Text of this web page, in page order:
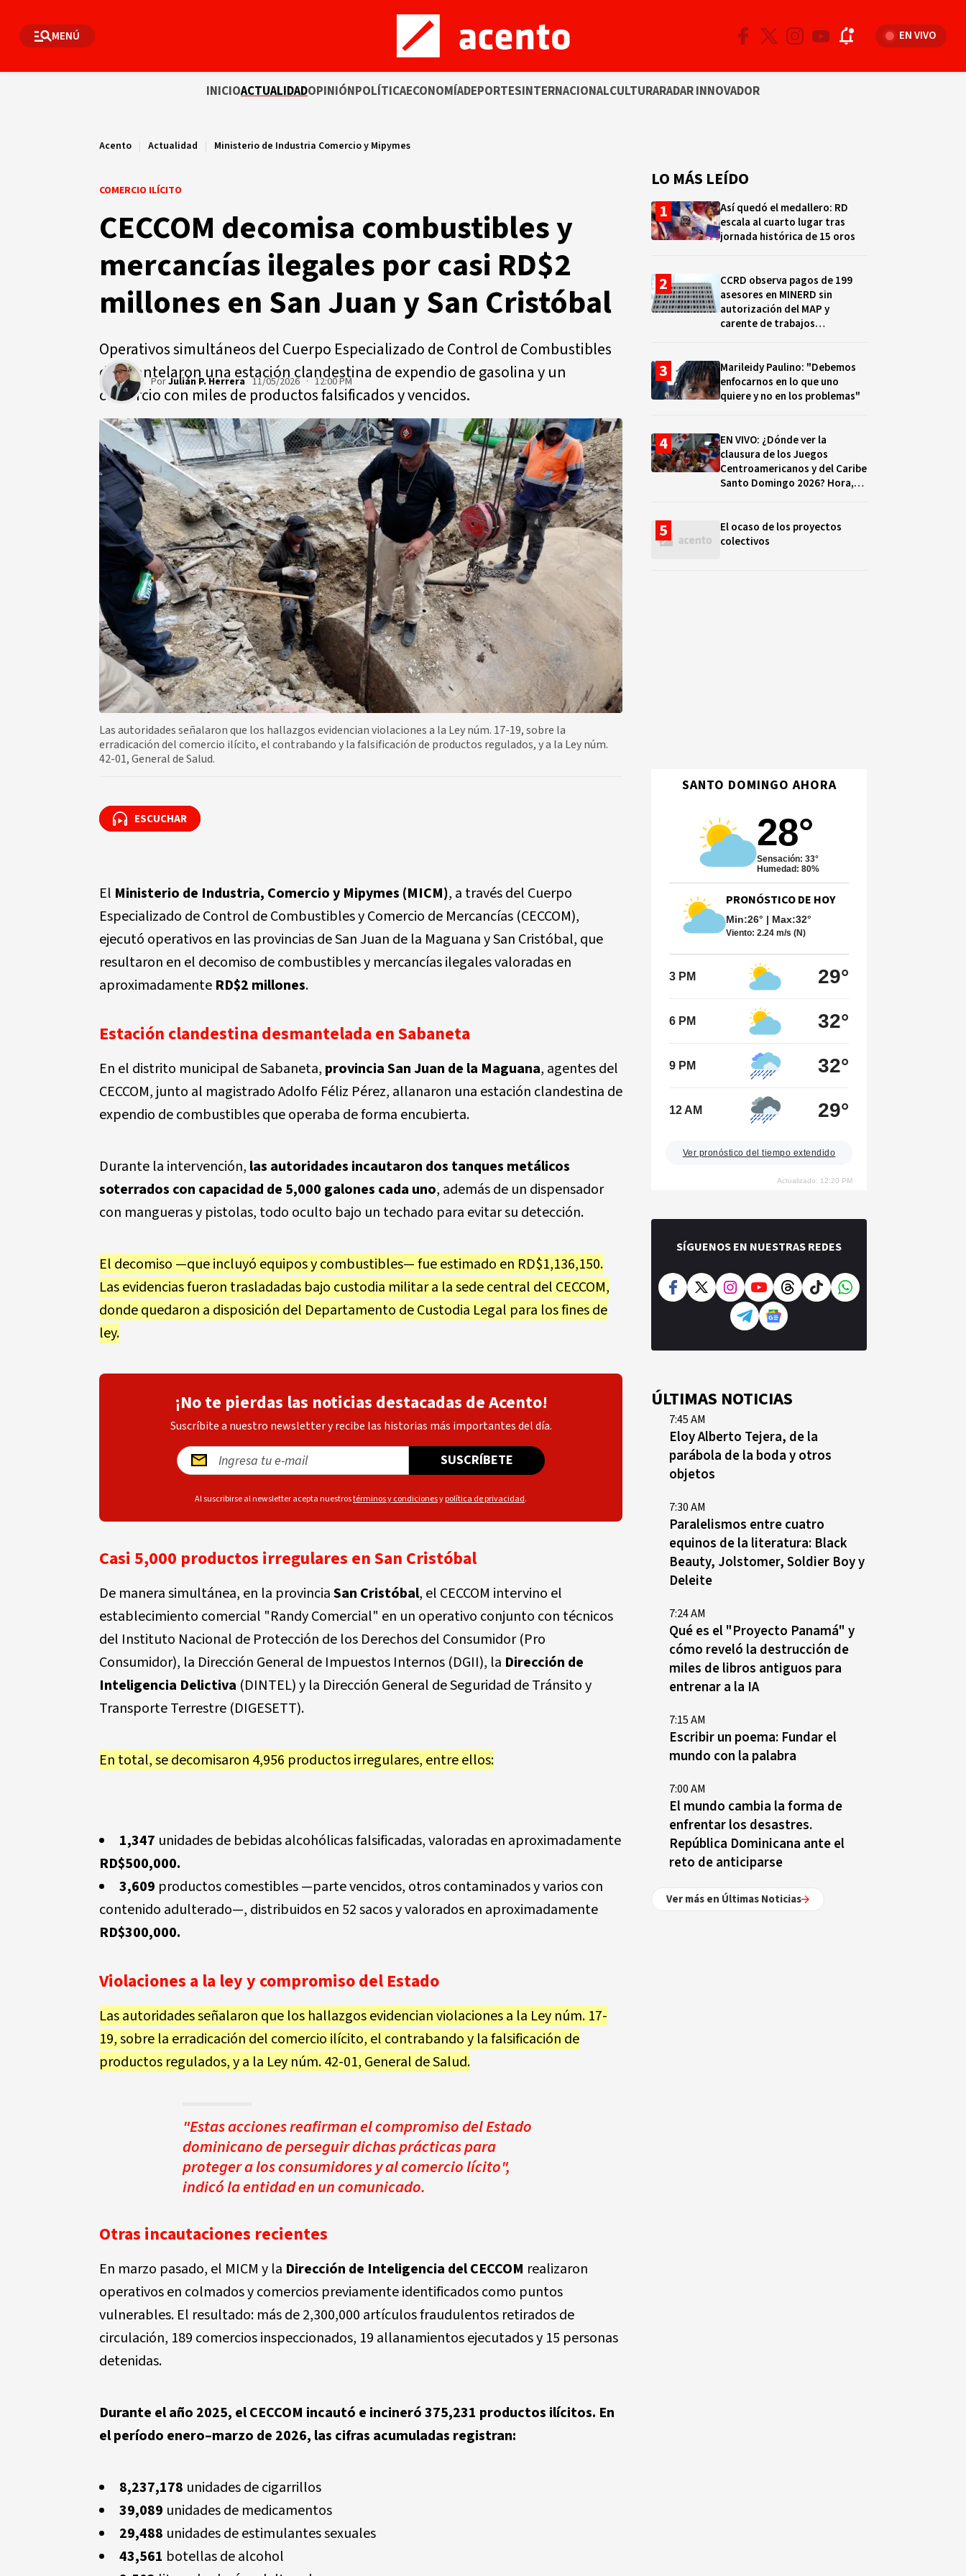
MENÚ EN VIVO
INICIOACTUALIDADOPINIÓNPOLÍTICAECONOMÍADEPORTESINTERNACIONALCULTURARADAR INNOVADOR
Acento | Actualidad | Ministerio de Industria Comercio y Mipymes
COMERCIO ILÍCITO
CECCOM decomisa combustibles y
mercancías ilegales por casi RD$2
millones en San Juan y San Cristóbal
Operativos simultáneos del Cuerpo Especializado de Control de Combustibles
desmantelaron una estación clandestina de expendio de gasolina y un
comercio con miles de productos falsificados y vencidos.
PorJulián P. Herrera 11/05/2026 · 12:00 PM
Las autoridades señalaron que los hallazgos evidencian violaciones a la Ley núm. 17-19, sobre la
erradicación del comercio ilícito, el contrabando y la falsificación de productos regulados, y a la Ley núm.
42-01, General de Salud.
ESCUCHAR
ESCUCHAR
El Ministerio de Industria, Comercio y Mipymes (MICM), a través del Cuerpo
Especializado de Control de Combustibles y Comercio de Mercancías (CECCOM),
ejecutó operativos en las provincias de San Juan de la Maguana y San Cristóbal, que
resultaron en el decomiso de combustibles y mercancías ilegales valoradas en
aproximadamente RD$2 millones.
Estación clandestina desmantelada en Sabaneta
En el distrito municipal de Sabaneta, provincia San Juan de la Maguana, agentes del
CECCOM, junto al magistrado Adolfo Féliz Pérez, allanaron una estación clandestina de
expendio de combustibles que operaba de forma encubierta.
Durante la intervención, las autoridades incautaron dos tanques metálicos
soterrados con capacidad de 5,000 galones cada uno, además de un dispensador
con mangueras y pistolas, todo oculto bajo un techado para evitar su detección.
El decomiso —que incluyó equipos y combustibles— fue estimado en RD$1,136,150.
Las evidencias fueron trasladadas bajo custodia militar a la sede central del CECCOM,
donde quedaron a disposición del Departamento de Custodia Legal para los fines de
ley.
¡No te pierdas las noticias destacadas de Acento!
Suscríbite a nuestro newsletter y recibe las historias más importantes del día.
SUSCRÍBETE
Al suscribirse al newsletter acepta nuestrostérminos y condicionesypolítica de privacidad.
Casi 5,000 productos irregulares en San Cristóbal
De manera simultánea, en la provinciaSan Cristóbal, el CECCOM intervino el
establecimiento comercial "Randy Comercial" en un operativo conjunto con técnicos
del Instituto Nacional de Protección de los Derechos del Consumidor (Pro
Consumidor), la Dirección General de Impuestos Internos (DGII), la Dirección de
Inteligencia Delictiva (DINTEL) y la Dirección General de Seguridad de Tránsito y
Transporte Terrestre (DIGESETT).
En total, se decomisaron 4,956 productos irregulares, entre ellos:
1,347 unidades de bebidas alcohólicas falsificadas, valoradas en aproximadamente
RD$500,000.
3,609 productos comestibles—parte vencidos, otros contaminados y varios con
contenido adulterado—, distribuidos en 52 sacos y valorados en aproximadamente
RD$300,000.
Violaciones a la ley y compromiso del Estado
Las autoridades señalaron que los hallazgos evidencian violaciones a la Ley núm. 17-
19, sobre la erradicación del comercio ilícito, el contrabando y la falsificación de
productos regulados, y a la Ley núm. 42-01, General de Salud.
"Estas acciones reafirman el compromiso del Estado
dominicano de perseguir dichas prácticas para
proteger a los consumidores y al comercio lícito",
indicó la entidad en un comunicado.
Otras incautaciones recientes
En marzo pasado, el MICM y la Dirección de Inteligencia del CECCOM realizaron
operativos en colmados y comercios previamente identificados como puntos
vulnerables. El resultado: más de 2,300,000 artículos fraudulentos retirados de
circulación, 189 comercios inspeccionados, 19 allanamientos ejecutados y 15 personas
detenidas.
Durante el año 2025, el CECCOM incautó e incineró375,231 productos ilícitos. En
el período enero–marzo de 2026, las cifras acumuladas registran:
8,237,178 unidadesde cigarrillos
39,089 unidadesde medicamentos
29,488 unidadesde estimulantes sexuales
43,561 botellasde alcohol
LO MÁS LEÍDO
Así quedó el medallero: RD
escala al cuarto lugar tras
jornada histórica de 15 oros
CCRD observa pagos de 199
asesores en MINERD sin
autorización del MAP y
carente de trabajos
Marileidy Paulino: "Debemos
enfocarnos en lo que uno
quiere y no en los problemas"
EN VIVO: ¿Dónde ver la
clausura de los Juegos
Centroamericanos y del Caribe
Santo Domingo 2026? Hora,
El ocaso de los proyectos
colectivos
SANTO DOMINGO AHORA
28°
Sensación: 33°
Humedad: 80%
PRONÓSTICO DE HOY
Min:26° | Max:32°
Viento: 2.24 m/s (N)
3 PM 29°
6 PM 32°
9 PM 32°
12 AM 29°
Ver pronóstico del tiempo extendido
Actualizado: 12:20 PM
SÍGUENOS EN NUESTRAS REDES
ÚLTIMAS NOTICIAS
7:45 AM
Eloy Alberto Tejera, de la
parábola de la boda y otros
objetos
7:30 AM
Paralelismos entre cuatro
equinos de la literatura: Black
Beauty, Jolstomer, Soldier Boy y
Deleite
7:24 AM
Qué es el "Proyecto Panamá" y
cómo reveló la destrucción de
miles de libros antiguos para
entrenar a la IA
7:15 AM
Escribir un poema: Fundar el
mundo con la palabra
7:00 AM
El mundo cambia la forma de
enfrentar los desastres.
República Dominicana ante el
reto de anticiparse
Ver más en Últimas Noticias